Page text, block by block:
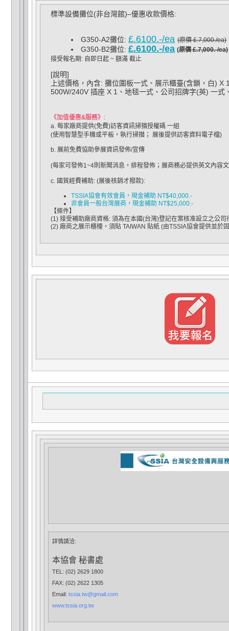
標準設備攤位(非台灣館)–優惠收款價格:
G350-A2攤位:£.6100.-/ea (原價£.7,000./ea)
G350-B2攤位:£.6100.-/ea (原價£.7,000.-/ea)
接受報名期: 自即日起 ~ 額滿 截止
[說明]
上述價格，內含: 攤位圍板一式、展示櫃臺(含鎖，白) X
500W/240V 插座 X 1、地毯一式、公司招牌字(英) 一式
《加值優惠&服務》:
a.每家廠商提供(免費)訪客資訊掃描授權碼 一組
(使用智慧型手機或平板，執行掃描； 展後提供訪客資料電子檔)
b. 展前免費協助參展資訊發佈/宣傳
(每家可發佈1~4則新聞消息，排程發佈；展商務必提供英文內容
c. 國貿經費補助: (展後核銷才撥款):
TSSIA協會有效會員，現金補助 NT$40,000.-
非會員一般台灣展商，現金補助 NT$25,000.-
【條件】
(1) 接受補助廠商資格: 須為在本國(台灣)登記在案核准設立之公
(2) 廠商之展示櫃檯，須貼 TAIWAN 貼紙 (由TSSIA協會提供並於
詳情請洽:
本協會 秘書處
TEL: (02) 2629 1800
FAX: (02) 2622 1305
Email:tssia.tw@gmail.com
www.tssia.org.tw